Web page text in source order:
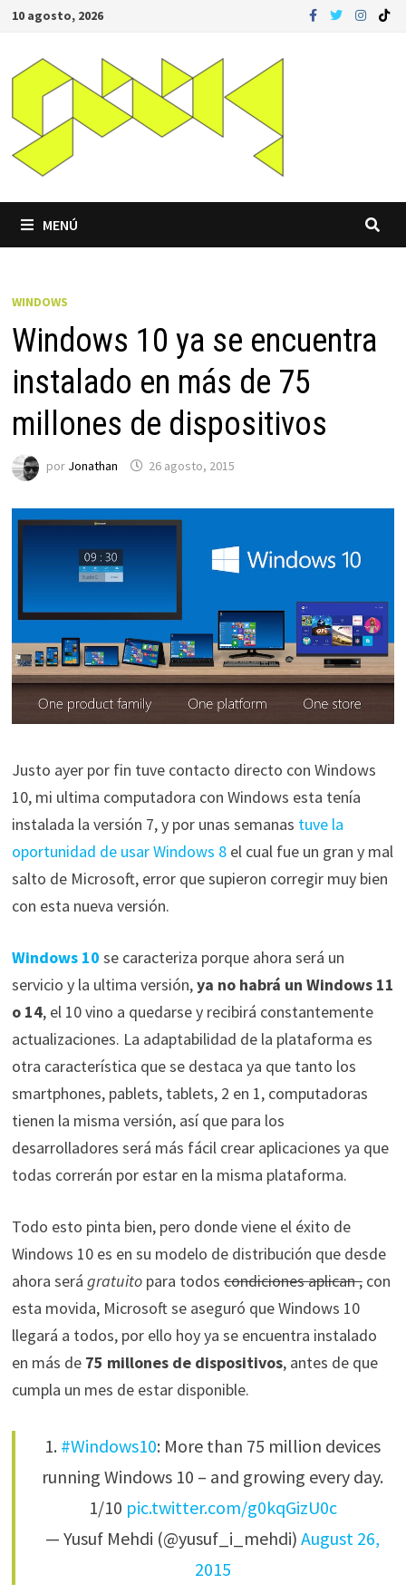
Saltar
contenido
10 agosto, 2026
MENÚ
WINDOWS
Windows 10 ya se encuentra
instalado en más de 75
millones de dispositivos
por Jonathan 26 agosto, 2015
Justo ayer por fin tuve contacto directo con Windows
10, mi ultima computadora con Windows esta tenía
instalada la versión 7, y por unas semanas tuve la
oportunidad de usar Windows 8el cual fue un gran y mal
salto de Microsoft, error que supieron corregir muy bien
con esta nueva versión.
Windows 10 se caracteriza porque ahora será un
servicio y la ultima versión,ya no habrá un Windows 11
o 14, el 10 vino a quedarse y recibirá constantemente
actualizaciones. La adaptabilidad de la plataforma es
otra característica que se destaca ya que tanto los
smartphones, pablets, tablets, 2 en 1, computadoras
tienen la misma versión, así que para los
desarrolladores será más fácil crear aplicaciones ya que
todas correrán por estar en la misma plataforma.
Todo esto pinta bien, pero donde viene el éxito de
Windows 10 es en su modelo de distribución que desde
ahora será gratuitopara todoscondiciones aplican ,con
esta movida, Microsoft se aseguró que Windows 10
llegará a todos, por ello hoy ya se encuentra instalado
en más de75 millones de dispositivos, antes de que
cumpla un mes de estar disponible.
1. #Windows10: More than 75 million devices
running Windows 10 – and growing every day.
1/10 pic.twitter.com/g0kqGizU0c
— Yusuf Mehdi (@yusuf_i_mehdi)August 26,
2015